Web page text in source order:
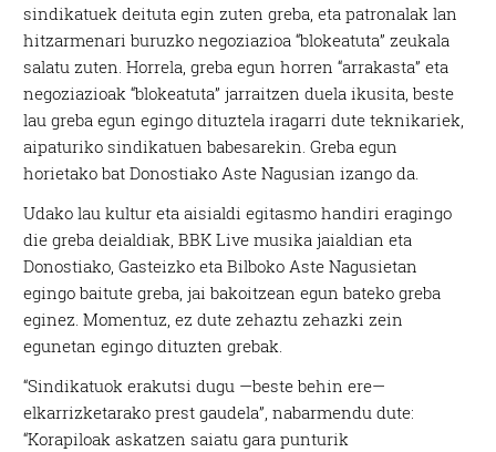
sindikatuek deituta egin zuten greba, eta patronalak lan
hitzarmenari buruzko negoziazioa “blokeatuta” zeukala
salatu zuten. Horrela, greba egun horren “arrakasta” eta
negoziazioak “blokeatuta” jarraitzen duela ikusita, beste
lau greba egun egingo dituztela iragarri dute teknikariek,
aipaturiko sindikatuen babesarekin. Greba egun
horietako bat Donostiako Aste Nagusian izango da.
Udako lau kultur eta aisialdi egitasmo handiri eragingo
die greba deialdiak, BBK Live musika jaialdian eta
Donostiako, Gasteizko eta Bilboko Aste Nagusietan
egingo baitute greba, jai bakoitzean egun bateko greba
eginez. Momentuz, ez dute zehaztu zehazki zein
egunetan egingo dituzten grebak.
“Sindikatuok erakutsi dugu —beste behin ere—
elkarrizketarako prest gaudela”, nabarmendu dute:
“Korapiloak askatzen saiatu gara punturik